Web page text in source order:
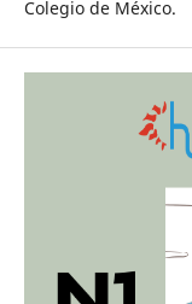
Colegio de México.